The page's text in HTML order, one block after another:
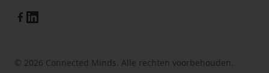
Linkedin
© 2026 Connected Minds. Alle rechten voorbehouden.